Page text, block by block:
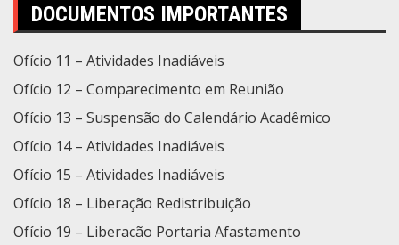
DOCUMENTOS IMPORTANTES
Ofício 11 – Atividades Inadiáveis
Ofício 12 – Comparecimento em Reunião
Ofício 13 – Suspensão do Calendário Acadêmico
Ofício 14 – Atividades Inadiáveis
Ofício 15 – Atividades Inadiáveis
Ofício 18 – Liberação Redistribuição
Ofício 19 – Liberacão Portaria Afastamento